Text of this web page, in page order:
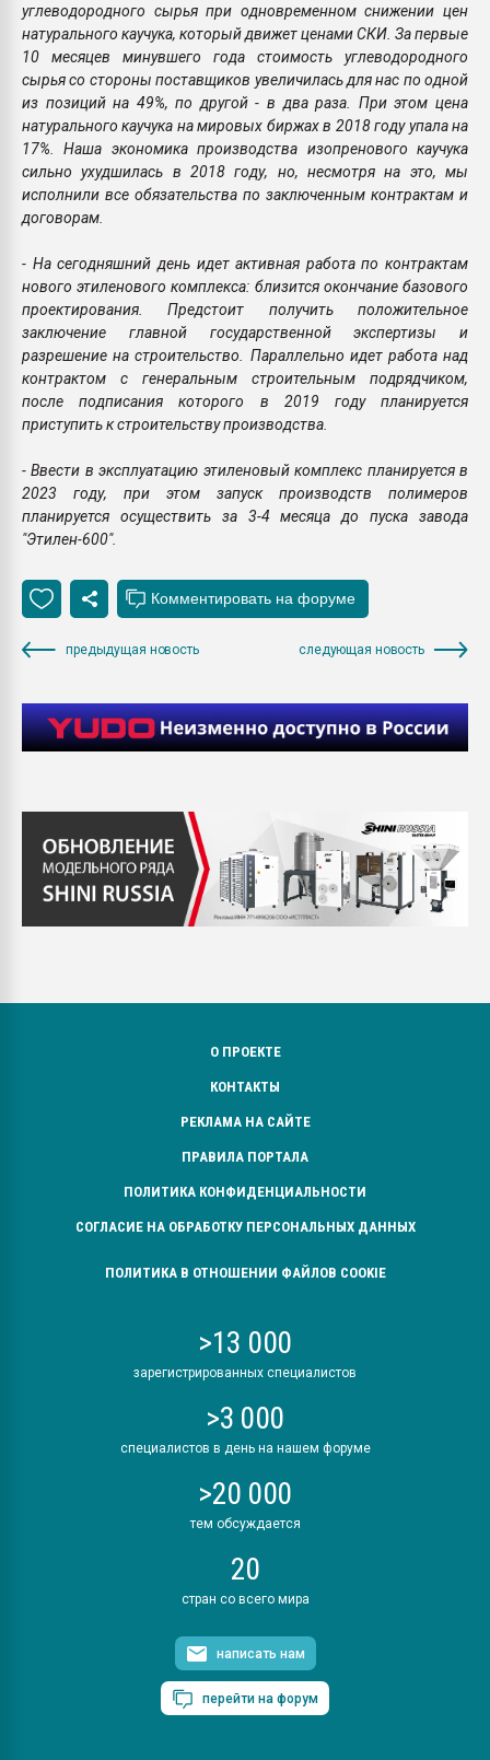
углеводородного сырья при одновременном снижении цен
натурального каучука, который движет ценами СКИ. За первые
10 месяцев минувшего года стоимость углеводородного
сырья со стороны поставщиков увеличилась для нас по одной
из позиций на 49%, по другой - в два раза. При этом цена
натурального каучука на мировых биржах в 2018 году упала на
17%. Наша экономика производства изопренового каучука
сильно ухудшилась в 2018 году, но, несмотря на это, мы
исполнили все обязательства по заключенным контрактам и
договорам.
- На сегодняшний день идет активная работа по контрактам
нового этиленового комплекса: близится окончание базового
проектирования. Предстоит получить положительное
заключение главной государственной экспертизы и
разрешение на строительство. Параллельно идет работа над
контрактом с генеральным строительным подрядчиком,
после подписания которого в 2019 году планируется
приступить к строительству производства.
- Ввести в эксплуатацию этиленовый комплекс планируется в
2023 году, при этом запуск производств полимеров
планируется осуществить за 3-4 месяца до пуска завода
"Этилен-600".
предыдущая новость следующая новость
О ПРОЕКТЕ
КОНТАКТЫ
РЕКЛАМА НА САЙТЕ
ПРАВИЛА ПОРТАЛА
ПОЛИТИКА КОНФИДЕНЦИАЛЬНОСТИ
СОГЛАСИЕ НА ОБРАБОТКУ ПЕРСОНАЛЬНЫХ ДАННЫХ
ПОЛИТИКА В ОТНОШЕНИИ ФАЙЛОВ COOKIE
>13 000
зарегистрированных специалистов
>3 000
специалистов в день на нашем форуме
>20 000
тем обсуждается
20
стран со всего мира
написать нам
перейти на форум